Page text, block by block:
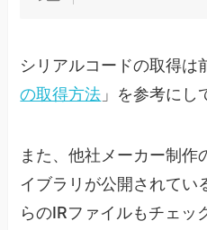
シリアルコードの取得は
の取得方法 」を参考にし
また、他社メーカー制作
イブラリが公開されてい
らのIRファイルもチェ